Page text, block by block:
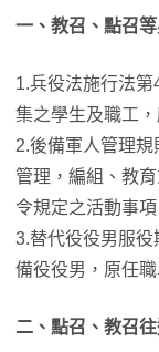
一、教召、點召等
1.兵役法施行法
集之學生及職工，
2.後備軍人管理
管理，編組、教
令規定之活動事
3.替代役役男服
備役役男，原任
二、點召、教召往